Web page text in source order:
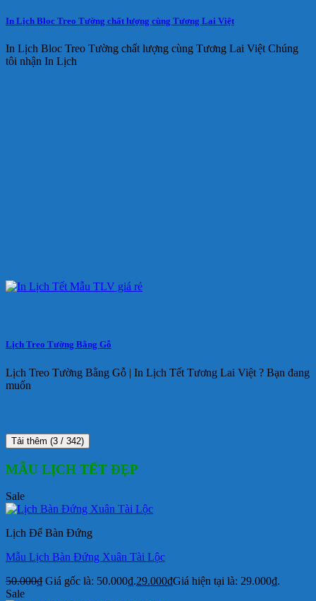
In Lịch Bloc Treo Tường chất lượng cùng Tương Lai Việt
In Lịch Bloc Treo Tường chất lượng cùng Tương Lai Việt Chúng
tôi nhận In Lịch
Lịch Treo Tường Bằng Gỗ
Lịch Treo Tường Bằng Gỗ | In Lịch Tết Tương Lai Việt ? Bạn đang
muốn
Tải thêm (3 / 342)
MẪU LỊCH TẾT ĐẸP
Sale
Lịch Để Bàn Đứng
Mẫu Lịch Bàn Đứng Xuân Tài Lộc
50.000₫ Giá gốc là: 50.000₫.29.000₫Giá hiện tại là: 29.000₫.
Sale